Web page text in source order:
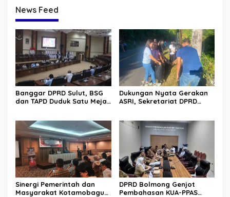
News Feed
Banggar DPRD Sulut, BSG
dan TAPD Duduk Satu Meja.
Dukungan Nyata Gerakan
ASRI, Sekretariat DPRD
Sinergi Pemerintah dan
Masyarakat Kotamobagu
DPRD Bolmong Genjot
Pembahasan KUA-PPAS